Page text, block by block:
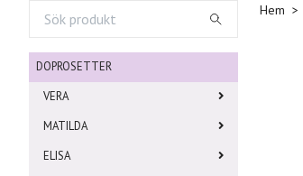
DOPROSETTER
VERA
MATILDA
ELISA
Hem